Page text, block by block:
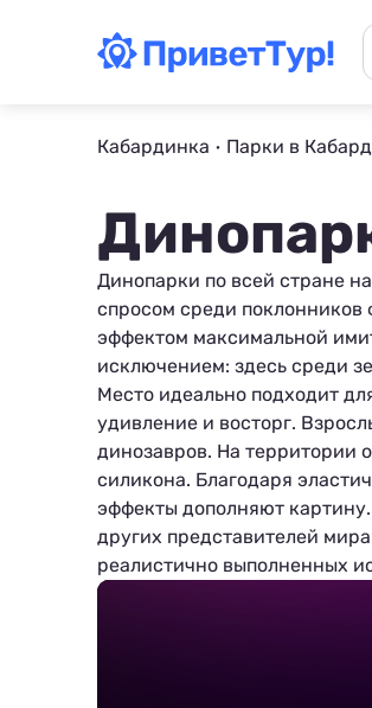
Кабардинка Парки в
Динопарки по всей стране
спросом среди
эффектом максимальной
исключением: здесь среди
Место идеально подходит
удивление и восторг.
динозавров. На территории
силикона. Благодаря
эффекты дополняют
других представителей
реалистично выполненных